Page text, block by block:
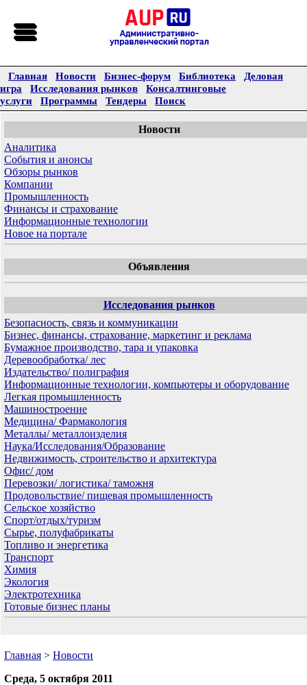
Главная Новости Бизнес-форум Библиотека
Деловая
игра
Исследования рынков
Консалтинговые
услуги
Программы Тендеры Поиск
Новости
Аналитика
События и анонсы
Обзоры рынков
Компании
Промышленность
Финансы и страхование
Информационные технологии
Новое на портале
Объявления
Исследования рынков
Безопасность, связь и коммуникации
Бизнес, финансы, страхование, маркетинг и реклама
Бумажное производство, тара и упаковка
Деревообработка/ лес
Издательство/ полиграфия
Информационные технологии, компьютеры и оборудование
Легкая промышленность
Машиностроение
Медицина/ Фармакология
Металлы/ металлоизделия
Наука/Исследования/Образование
Недвижимость, строительство и архитектура
Офис/ дом
Перевозки/ логистика/ таможня
Продовольствие/ пищевая промышленность
Сельское хозяйство
Спорт/отдых/туризм
Сырье, полуфабрикаты
Топливо и энергетика
Транспорт
Химия
Экология
Электротехника
Готовые бизнес планы
Главная > Новости
Среда, 5 октября 2011